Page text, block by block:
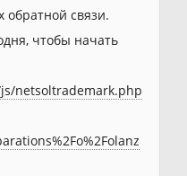
связи.
чтобы начать
netsoltrademark.php